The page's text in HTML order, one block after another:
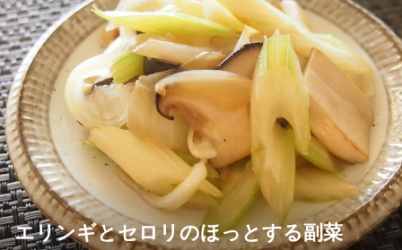
エリンギとセロリのほっとする副菜